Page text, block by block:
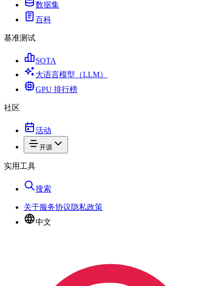
数据集
百科
基准测试
SOTA
大语言模型（LLM）
GPU 排行榜
社区
活动
开源
实用工具
搜索
关于服务协议隐私政策
中文